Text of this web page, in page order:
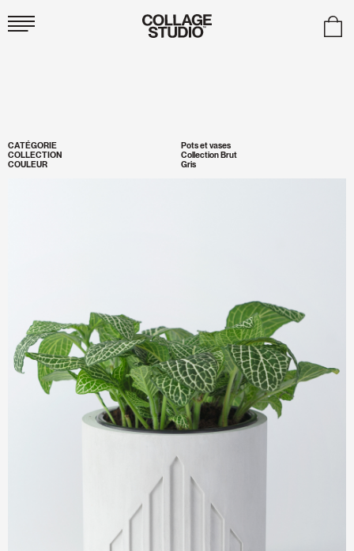
CATÉGORIE
Pots et vases
COLLECTION
Collection Brut
COULEUR
Gris